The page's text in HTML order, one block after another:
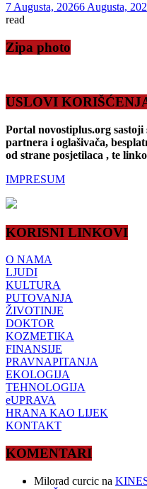
7 Augusta, 20266 Augusta,
read
Zipa photo
USLOVI
Portal novostiplus.org
partnera i oglašivača,
od strane posjetilaca , te
IMPRESUM
KORISNI LINKOVI
O NAMA
LJUDI
KULTURA
PUTOVANJA
ŽIVOTINJE
DOKTOR
KOZMETIKA
FINANSIJE
PRAVNAPITANJA
EKOLOGIJA
TEHNOLOGIJA
eUPRAVA
HRANA KAO LIJEK
KONTAKT
KOMENTARI
Milorad curcic na